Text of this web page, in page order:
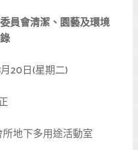
員會清潔、園藝及環境
日(星期二)
下多用途活動室